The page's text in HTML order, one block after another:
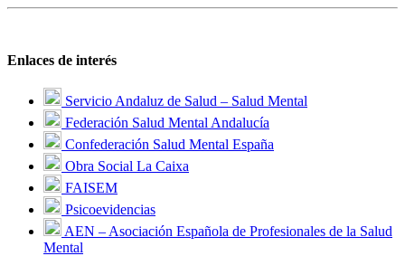
Enlaces de interés
Servicio Andaluz de Salud – Salud Mental
Federación Salud Mental Andalucía
Confederación Salud Mental España
Obra Social La Caixa
FAISEM
Psicoevidencias
AEN – Asociación Española de Profesionales de la Salud
Mental